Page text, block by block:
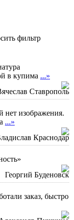
фильтр
в купима ...»
Ставрополь
нет изображения.
...»
Краснодар
Георгий Буденовск
заказ, быстро